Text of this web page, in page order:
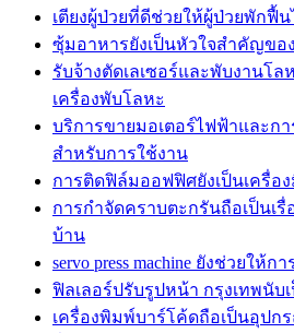
เตียงผู้ป่วยที่ดีช่วยให้ผู้ป่วยพักฟื้น
ซุ้มอาหารยังเป็นหัวใจสำคัญขอ
รับจ้างตัดเลเซอร์และพับงานโ
เครื่องพับโลหะ
บริการขายมอเตอร์ไฟฟ้าและ
สำหรับการใช้งาน
การติดฟิล์มออฟฟิศยังเป็นเครื่อ
การกำจัดคราบตะกรันถือเป็นเ
บ้าน
servo press machine ยังช่วยให้ก
ฟิลเลอร์ปรับรูปหน้า กรุงเทพนับ
เครื่องพิมพ์บาร์โค้ดถือเป็นอุป